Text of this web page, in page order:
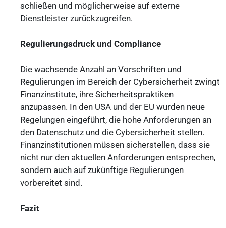
schließen und möglicherweise auf externe
Dienstleister zurückzugreifen.
Regulierungsdruck und Compliance
Die wachsende Anzahl an Vorschriften und
Regulierungen im Bereich der Cybersicherheit zwingt
Finanzinstitute, ihre Sicherheitspraktiken
anzupassen. In den USA und der EU wurden neue
Regelungen eingeführt, die hohe Anforderungen an
den Datenschutz und die Cybersicherheit stellen.
Finanzinstitutionen müssen sicherstellen, dass sie
nicht nur den aktuellen Anforderungen entsprechen,
sondern auch auf zukünftige Regulierungen
vorbereitet sind.
Fazit